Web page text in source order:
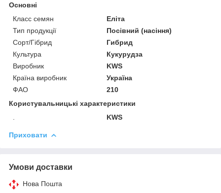
Основні
Класс семян
Еліта
Тип продукції
Посівний (насіння)
Сорт/Гібрид
Гибрид
Культура
Кукурудза
Виробник
KWS
Країна виробник
Україна
ФАО
210
Користувальницькі характеристики
KWS
Приховати
Умови доставки
Нова Пошта